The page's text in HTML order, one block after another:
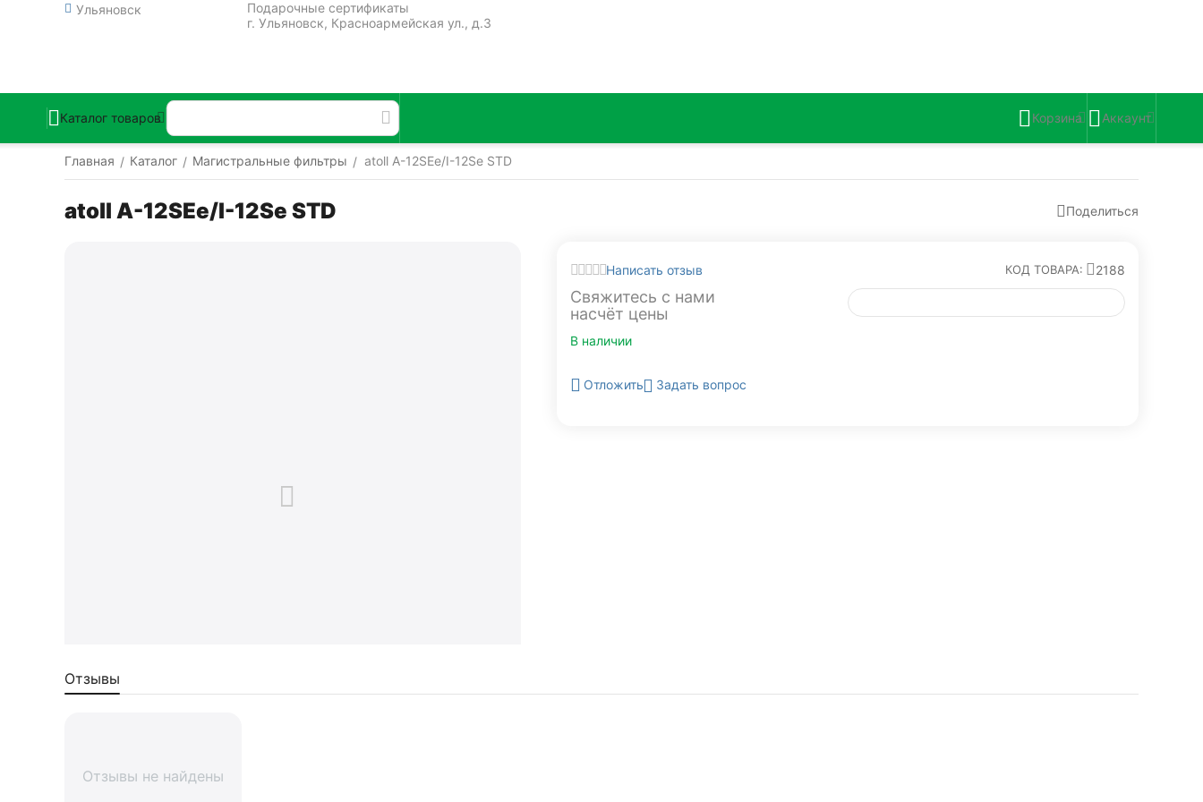
Ульяновск
Подарочные сертификаты
г. Ульяновск, Красноармейская ул., д.3
Каталог товаров Корзина Аккаунт
Главная / Каталог / Магистральные фильтры / atoll A-12SEe/I-12Se STD
atoll A-12SEe/I-12Se STD Поделиться
Написать отзыв КОД ТОВАРА: 2188
Свяжитесь с нами
насчёт цены
В наличии
Отложить Задать вопрос
Отзывы
Отзывы не найдены